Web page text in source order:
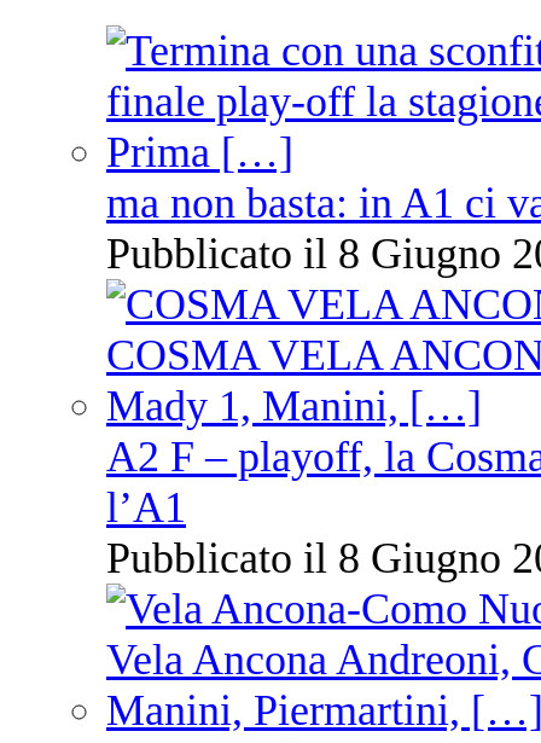
ma non basta: in A1 ci
Pubblicato il 8 Giugno
A2 F – playoff, la
l’A1
Pubblicato il 8 Giugno